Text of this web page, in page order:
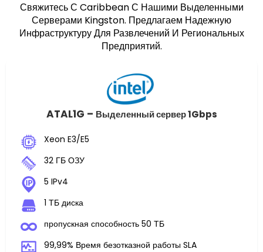
Свяжитесь С Caribbean С Нашими Выделенными
Серверами Kingston. Предлагаем Надежную
Инфраструктуру Для Развлечений И Региональных
Предприятий.
ATAL1G – Выделенный сервер 1Gbps
Xeon E3/E5
32 ГБ ОЗУ
5 IPv4
1 ТБ диска
пропускная способность 50 ТБ
99,99% Время безотказной работы SLA